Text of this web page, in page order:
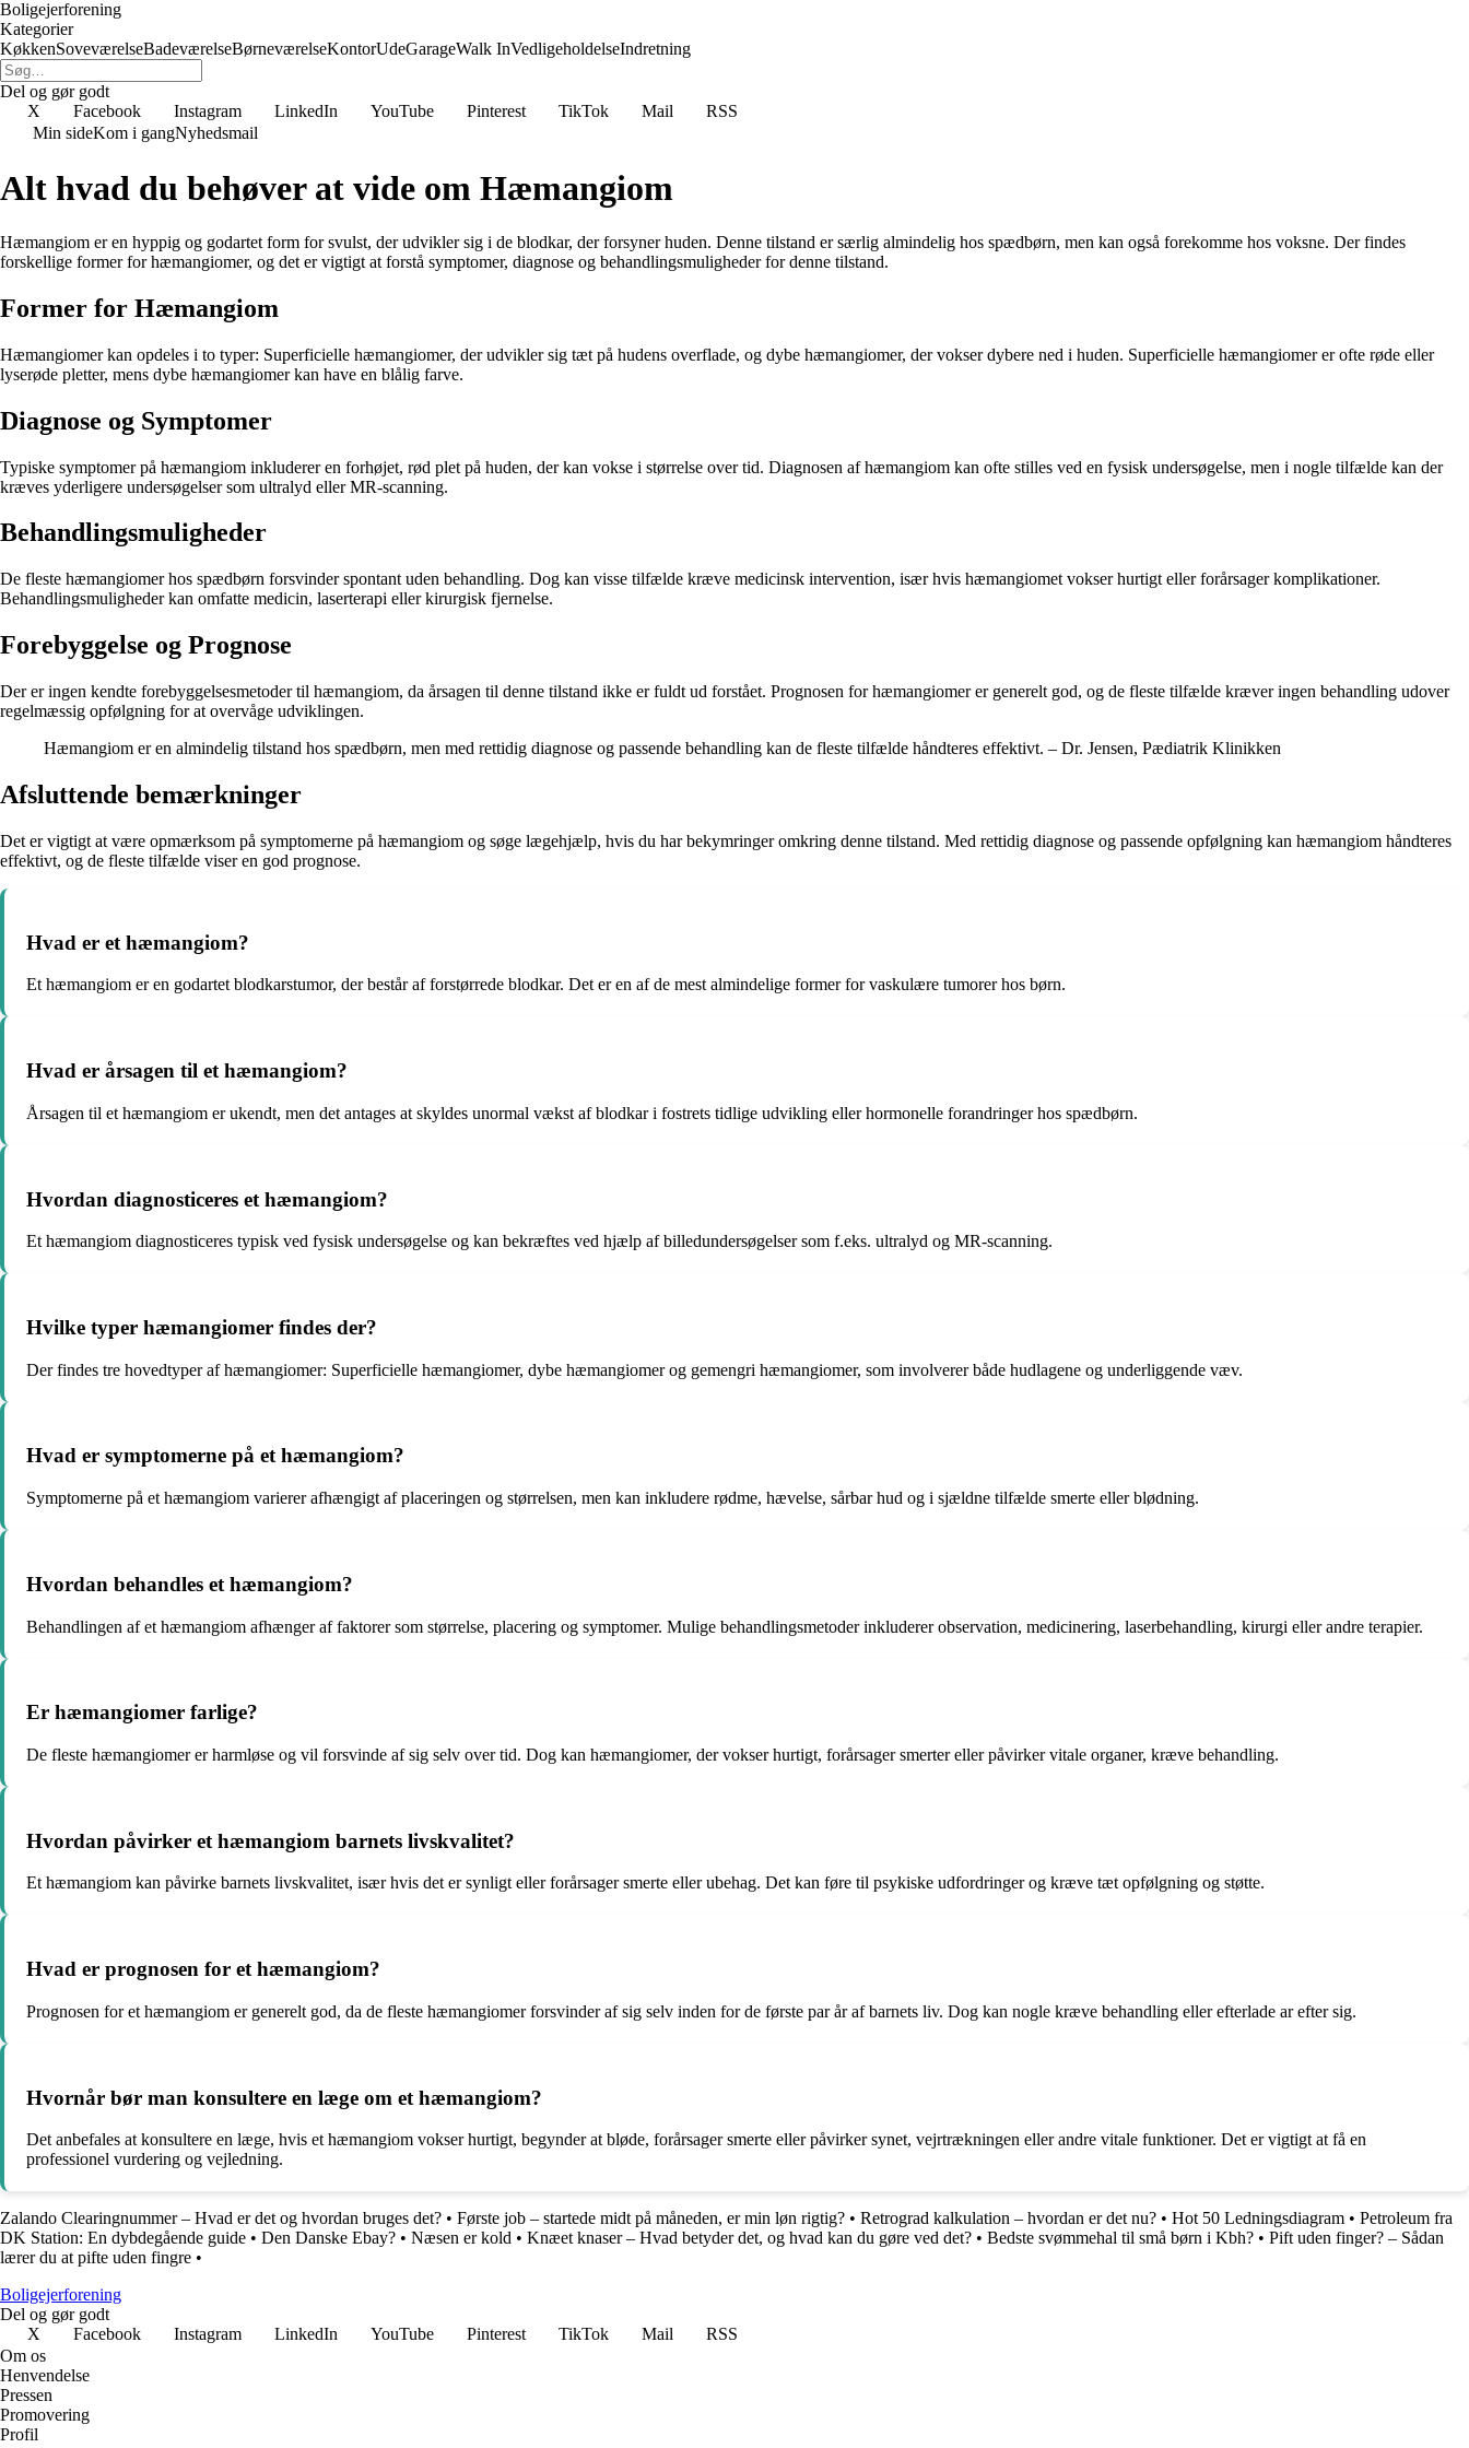
Boligejerforening
Kategorier
KøkkenSoveværelseBadeværelseBørneværelseKontorUdeGarageWalk InVedligeholdelseIndretning
Del og gør godt
X
Facebook Instagram LinkedIn YouTube Pinterest TikTok Mail
RSS
Min sideKom i gangNyhedsmail
Alt hvad du behøver at vide om Hæmangiom
Hæmangiom er en hyppig og godartet form for svulst, der udvikler sig i de blodkar, der forsyner huden. Denne tilstand er særlig almindelig hos spædbørn, men kan også forekomme hos voksne. Der findes
forskellige former for hæmangiomer, og det er vigtigt at forstå symptomer, diagnose og behandlingsmuligheder for denne tilstand.
Former for Hæmangiom
Hæmangiomer kan opdeles i to typer: Superficielle hæmangiomer, der udvikler sig tæt på hudens overflade, og dybe hæmangiomer, der vokser dybere ned i huden. Superficielle hæmangiomer er ofte røde eller
lyserøde pletter, mens dybe hæmangiomer kan have en blålig farve.
Diagnose og Symptomer
Typiske symptomer på hæmangiom inkluderer en forhøjet, rød plet på huden, der kan vokse i størrelse over tid. Diagnosen af hæmangiom kan ofte stilles ved en fysisk undersøgelse, men i nogle tilfælde kan der
kræves yderligere undersøgelser som ultralyd eller MR-scanning.
Behandlingsmuligheder
De fleste hæmangiomer hos spædbørn forsvinder spontant uden behandling. Dog kan visse tilfælde kræve medicinsk intervention, især hvis hæmangiomet vokser hurtigt eller forårsager komplikationer.
Behandlingsmuligheder kan omfatte medicin, laserterapi eller kirurgisk fjernelse.
Forebyggelse og Prognose
Der er ingen kendte forebyggelsesmetoder til hæmangiom, da årsagen til denne tilstand ikke er fuldt ud forstået. Prognosen for hæmangiomer er generelt god, og de fleste tilfælde kræver ingen behandling udover
regelmæssig opfølgning for at overvåge udviklingen.
Hæmangiom er en almindelig tilstand hos spædbørn, men med rettidig diagnose og passende behandling kan de fleste tilfælde håndteres effektivt. – Dr. Jensen, Pædiatrik Klinikken
Afsluttende bemærkninger
Det er vigtigt at være opmærksom på symptomerne på hæmangiom og søge lægehjælp, hvis du har bekymringer omkring denne tilstand. Med rettidig diagnose og passende opfølgning kan hæmangiom håndteres
effektivt, og de fleste tilfælde viser en god prognose.
Hvad er et hæmangiom?
Et hæmangiom er en godartet blodkarstumor, der består af forstørrede blodkar. Det er en af de mest almindelige former for vaskulære tumorer hos børn.
Hvad er årsagen til et hæmangiom?
Årsagen til et hæmangiom er ukendt, men det antages at skyldes unormal vækst af blodkar i fostrets tidlige udvikling eller hormonelle forandringer hos spædbørn.
Hvordan diagnosticeres et hæmangiom?
Et hæmangiom diagnosticeres typisk ved fysisk undersøgelse og kan bekræftes ved hjælp af billedundersøgelser som f.eks. ultralyd og MR-scanning.
Hvilke typer hæmangiomer findes der?
Der findes tre hovedtyper af hæmangiomer: Superficielle hæmangiomer, dybe hæmangiomer og gemengri hæmangiomer, som involverer både hudlagene og underliggende væv.
Hvad er symptomerne på et hæmangiom?
Symptomerne på et hæmangiom varierer afhængigt af placeringen og størrelsen, men kan inkludere rødme, hævelse, sårbar hud og i sjældne tilfælde smerte eller blødning.
Hvordan behandles et hæmangiom?
Behandlingen af et hæmangiom afhænger af faktorer som størrelse, placering og symptomer. Mulige behandlingsmetoder inkluderer observation, medicinering, laserbehandling, kirurgi eller andre terapier.
Er hæmangiomer farlige?
De fleste hæmangiomer er harmløse og vil forsvinde af sig selv over tid. Dog kan hæmangiomer, der vokser hurtigt, forårsager smerter eller påvirker vitale organer, kræve behandling.
Hvordan påvirker et hæmangiom barnets livskvalitet?
Et hæmangiom kan påvirke barnets livskvalitet, især hvis det er synligt eller forårsager smerte eller ubehag. Det kan føre til psykiske udfordringer og kræve tæt opfølgning og støtte.
Hvad er prognosen for et hæmangiom?
Prognosen for et hæmangiom er generelt god, da de fleste hæmangiomer forsvinder af sig selv inden for de første par år af barnets liv. Dog kan nogle kræve behandling eller efterlade ar efter sig.
Hvornår bør man konsultere en læge om et hæmangiom?
Det anbefales at konsultere en læge, hvis et hæmangiom vokser hurtigt, begynder at bløde, forårsager smerte eller påvirker synet, vejrtrækningen eller andre vitale funktioner. Det er vigtigt at få en
professionel vurdering og vejledning.
Zalando Clearingnummer – Hvad er det og hvordan bruges det? • Første job – startede midt på måneden, er min løn rigtig? • Retrograd kalkulation – hvordan er det nu? • Hot 50 Ledningsdiagram • Petroleum fra
DK Station: En dybdegående guide • Den Danske Ebay? • Næsen er kold • Knæet knaser – Hvad betyder det, og hvad kan du gøre ved det? • Bedste svømmehal til små børn i Kbh? • Pift uden finger? – Sådan
lærer du at pifte uden fingre •
Boligejerforening
Del og gør godt
X
Facebook Instagram LinkedIn YouTube Pinterest TikTok Mail
RSS
Om os
Henvendelse
Pressen
Promovering
Profil